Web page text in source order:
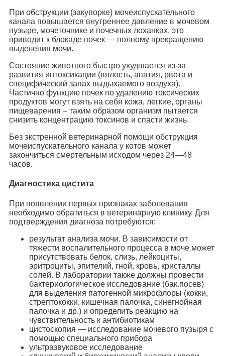
При обструкции (закупорке) мочеиспускательного
канала повышается внутреннее давление в мочевом
пузыре, мочеточнике и почечных лоханках, это
приводит к блокаде почек — полному прекращению
выделения мочи.
Состояние животного быстро ухудшается из-за
развития интоксикации (вялость, апатия, рвота и
специфический запах выдыхаемого воздуха).
Частично функцию почек по удалению токсических
продуктов могут взять на себя кожа, легкие, органы
пищеварения – таким образом организм пытается
снизить концентрацию токсинов и спасти жизнь.
Без экстренной ветеринарной помощи обструкция
мочеиспускательного канала у котов может
закончиться смертельным исходом через 24—48
часов.
Диагностика цистита
При появлении первых признаках заболевания
необходимо обратиться в ветеринарную клинику. Для
подтверждения диагноза потребуются:
результат анализа мочи. В зависимости от
тяжести воспалительного процесса в моче может
присутствовать белок, слизь, лейкоциты,
эритроциты, эпителий, гной, кровь, кристаллы
солей. В лаборатории также должны провести
бактериологическое исследование (бак.посев)
для выделения патогенной микрофлоры (кокки,
стрептококки, кишечная палочка, синегнойная
палочка и др.) и определить реакцию на
чувствительность к антибиотикам
цистоскопия — исследование мочевого пузыря с
помощью специального прибора
ультразвуковое исследование